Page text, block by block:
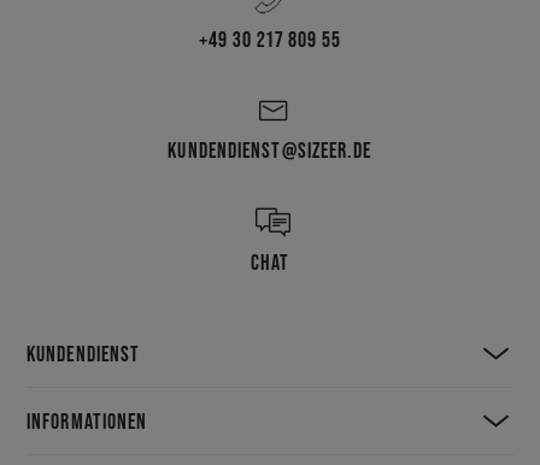
+49 30 217 809 55
KUNDENDIENST@SIZEER.DE
CHAT
KUNDENDIENST
INFORMATIONEN